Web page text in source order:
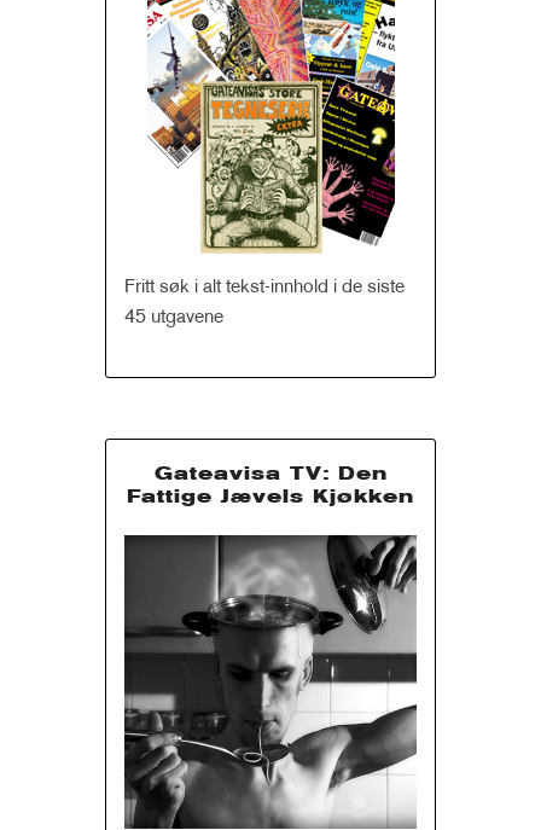
Fritt søk i alt tekst-innhold i de siste
45 utgavene
Gateavisa TV: Den
Fattige Jævels Kjøkken